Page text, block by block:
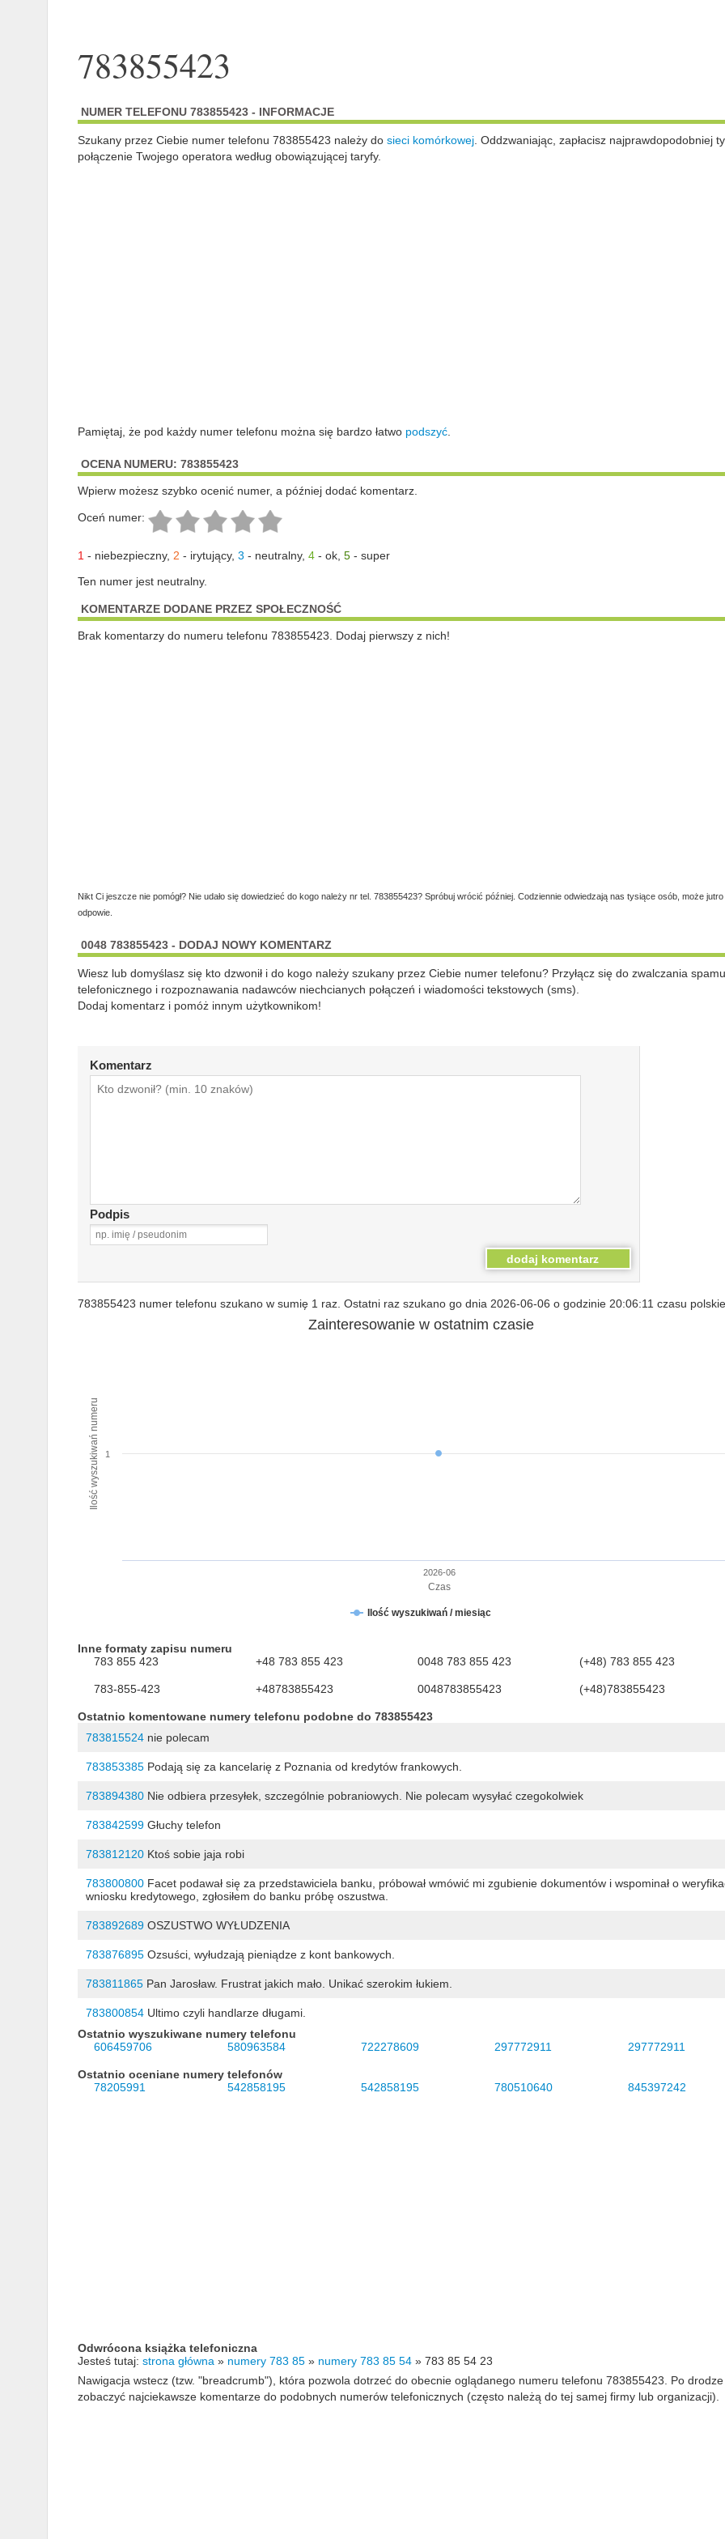
783855423
NUMER TELEFONU 783855423 - INFORMACJE
Szukany przez Ciebie numer telefonu 783855423 należy do sieci komórkowej. Oddzwaniając, zapłacisz najprawdopodobniej
połączenie Twojego operatora według obowiązującej taryfy.
Pamiętaj, że pod każdy numer telefonu można się bardzo łatwo podszyć.
OCENA NUMERU: 783855423
Wpierw możesz szybko ocenić numer, a później dodać komentarz.
Oceń numer:
1- niebezpieczny, 2 - irytujący, 3 - neutralny, 4- ok, 5- super
Ten numer jest neutralny.
KOMENTARZE DODANE PRZEZ SPOŁECZNOŚĆ
Brak komentarzy do numeru telefonu 783855423. Dodaj pierwszy z nich!
Nikt Ci jeszcze nie pomógł? Nie udało się dowiedzieć do kogo należy nr tel. 783855423? Spróbuj wrócić później. Codziennie odwiedzają nas tysiące osób, może
odpowie.
0048 783855423 - DODAJ NOWY KOMENTARZ
Wiesz lub domyślasz się kto dzwonił i do kogo należy szukany przez Ciebie numer telefonu? Przyłącz się do zwalczania spamu
telefonicznego i rozpoznawania nadawców niechcianych połączeń i wiadomości tekstowych (sms).
Dodaj komentarz i pomóż innym użytkownikom!
Komentarz
Podpis
783855423 numer telefonu szukano w sumię 1 raz. Ostatni raz szukano go dnia 2026-06-06 o godzinie 20:06:11 czasu
Czas
Ilość wyszukiwań numeru
Zainteresowanie w ostatnim czasie
Ilość wyszukiwań / miesiąc
2026-06
1
Inne formaty zapisu numeru
783 855 423
+48 783 855 423 0048 783 855 423 (+48) 783 855 423
783-855-423 +48783855423 0048783855423 (+48)783855423
Ostatnio komentowane numery telefonu podobne do 783855423
783815524nie polecam
783853385Podają się za kancelarię z Poznania od kredytów frankowych.
783894380Nie odbiera przesyłek, szczególnie pobraniowych. Nie polecam wysyłać czegokolwiek
783842599Głuchy telefon
783812120Ktoś sobie jaja robi
783800800Facet podawał się za przedstawiciela banku, próbował wmówić mi zgubienie dokumentów i wspominał o
wniosku kredytowego, zgłosiłem do banku próbę oszustwa.
783892689OSZUSTWO WYŁUDZENIA
783876895Ozsuści, wyłudzają pieniądze z kont bankowych.
783811865Pan Jarosław. Frustrat jakich mało. Unikać szerokim łukiem.
783800854Ultimo czyli handlarze długami.
Ostatnio wyszukiwane numery telefonu
606459706
580963584 722278609 297772911 297772911
Ostatnio oceniane numery telefonów
78205991
542858195 542858195 780510640 845397242
Odwrócona książka telefoniczna
Jesteś tutaj: strona główna » numery 783 85 » numery 783 85 54 » 783 85 54 23
Nawigacja wstecz (tzw. "breadcrumb"), która pozwola dotrzeć do obecnie oglądanego numeru telefonu 783855423. Po
zobaczyć najciekawsze komentarze do podobnych numerów telefonicznych (często należą do tej samej firmy lub organizacji).